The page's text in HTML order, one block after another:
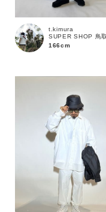
t.kimura
SUPER SHOP 鳥
166cm